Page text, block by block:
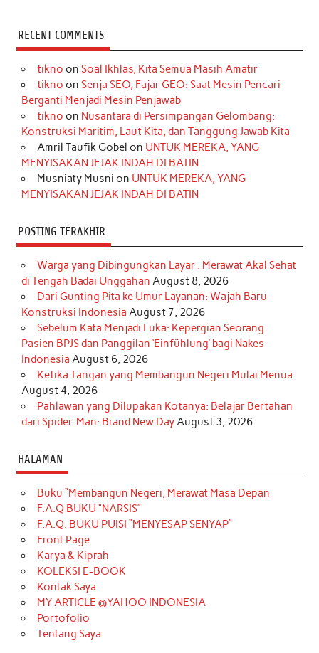
c
e
b
o
k
s
t
a
r
a
m
k
T
o
k
t
e
r
e
s
t
k
e
d
I
n
t
t
r
T
u
e
RECENT COMMENTS
tikno on Soal Ikhlas, Kita Semua Masih Amatir
tikno on Senja SEO, Fajar GEO: Saat Mesin Pencari
Berganti Menjadi Mesin Penjawab
tikno on Nusantara di Persimpangan Gelombang:
Konstruksi Maritim, Laut Kita, dan Tanggung Jawab Kita
Amril Taufik Gobel on UNTUK MEREKA, YANG
MENYISAKAN JEJAK INDAH DI BATIN
Musniaty Musni on UNTUK MEREKA, YANG
MENYISAKAN JEJAK INDAH DI BATIN
POSTING TERAKHIR
Warga yang Dibingungkan Layar : Merawat Akal Sehat
di Tengah Badai Unggahan August 8, 2026
Dari Gunting Pita ke Umur Layanan: Wajah Baru
Konstruksi Indonesia August 7, 2026
Sebelum Kata Menjadi Luka: Kepergian Seorang
Pasien BPJS dan Panggilan ‘Einfühlung’ bagi Nakes
Indonesia August 6, 2026
Ketika Tangan yang Membangun Negeri Mulai Menua
August 4, 2026
Pahlawan yang Dilupakan Kotanya: Belajar Bertahan
dari Spider-Man: Brand New DayAugust 3, 2026
HALAMAN
Buku “Membangun Negeri, Merawat Masa Depan
F.A.Q BUKU “NARSIS”
F.A.Q. BUKU PUISI “MENYESAP SENYAP”
Front Page
Karya & Kiprah
KOLEKSI E-BOOK
Kontak Saya
MY ARTICLE @YAHOO INDONESIA
Portofolio
Tentang Saya